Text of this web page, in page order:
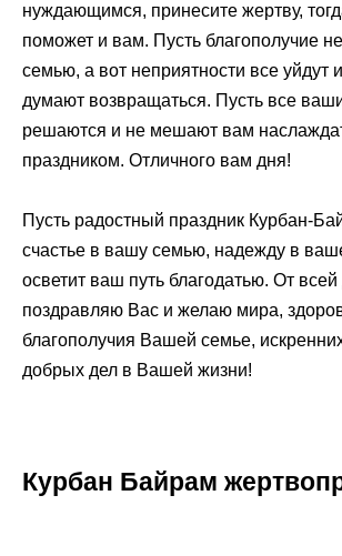
нуждающимся, принесите жертву,
поможет и вам. Пусть благополучие
семью, а вот неприятности все уйдут
думают возвращаться. Пусть все
решаются и не мешают вам
праздником. Отличного вам дня!
Пусть радостный праздник Курбан-
счастье в вашу семью, надежду в
осветит ваш путь благодатью. От
поздравляю Вас и желаю мира,
благополучия Вашей семье,
добрых дел в Вашей жизни!
Курбан Байрам